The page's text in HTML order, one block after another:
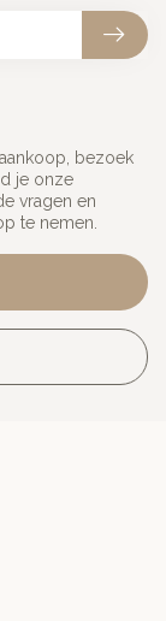
bezoek
je onze
vragen en
te nemen.